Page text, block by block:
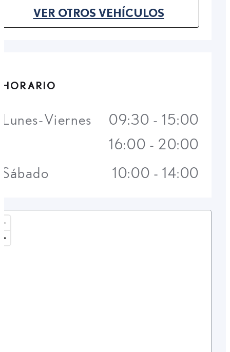
VER OTROS VEHÍCULOS
(OPENS IN NEW TAB)
HORARIO
Lunes-Viernes
09:30 - 15:00
16:00 - 20:00
Sábado
10:00 - 14:00